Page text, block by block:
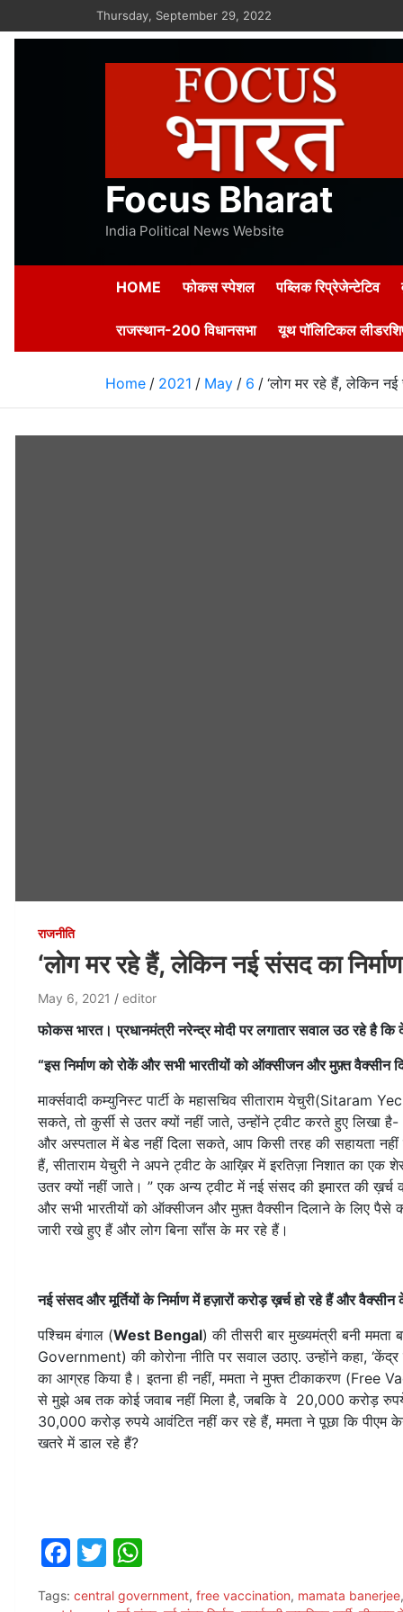
to
Thursday, September 29, 2022
Focus Bharat
India Political News Website
HOME फोकस स्पेशल पब्लिक रिप्रेजेन्टेटिव
राजस्थान-200 विधानसभा यूथ पॉलिटिकल
Home 2021 May 6 ‘लोग मर रहे हैं, लेकिन नई
राजनीति
‘लोग मर रहे हैं, लेकिन नई संसद का निर्माण
May 6, 2021 editor
फोकस भारत। प्रधानमंत्री नरेन्द्र मोदी पर लगातार सवाल उठ रहे है
“इस निर्माण को रोकें और सभी भारतीयों को ऑक्सीजन और मुफ़्त वैक्सीन
मार्क्सवादी कम्युनिस्ट पार्टी के महासचिव सीताराम
सकते, तो कुर्सी से उतर क्यों नहीं जाते, उन्होंने ट्वीट करते हुए
और अस्पताल में बेड नहीं दिला सकते, आप किसी तरह की सहायता
हैं, सीताराम येचुरी ने अपने ट्वीट के आख़िर में इरतिज़ा निशात का एक
उतर क्यों नहीं जाते। ” एक अन्य ट्वीट में नई संसद की इमारत की ख़र्च
और सभी भारतीयों को ऑक्सीजन और मुफ़्त वैक्सीन दिलाने के लिए पैसे का
जारी रखे हुए हैं और लोग बिना साँस के मर रहे हैं।
नई संसद और मूर्तियों के निर्माण में हज़ारों करोड़ ख़र्च हो रहे हैं और
पश्चिम बंगाल (West Bengal) की तीसरी बार मुख्यमंत्री बनी ममता
Government) की कोरोना नीति पर सवाल उठाए. उन्होंने कहा, ‘केंद्र
का आग्रह किया है। इतना ही नहीं, ममता ने मुफ्त टीकाकरण (Free
से मुझे अब तक कोई जवाब नहीं मिला है, जबकि वे 20,000 करोड़
30,000 करोड़ रुपये आवंटित नहीं कर रहे हैं, ममता ने पूछा कि
खतरे में डाल रहे हैं?
F
T
w
Tags: central government, free vaccination, mamata banerjee,